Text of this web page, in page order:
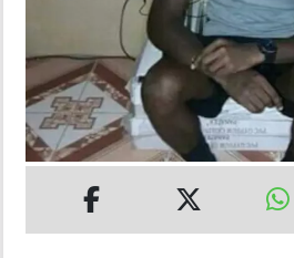
INSÓLITAS
MULTIMEDIA
IMPRESO